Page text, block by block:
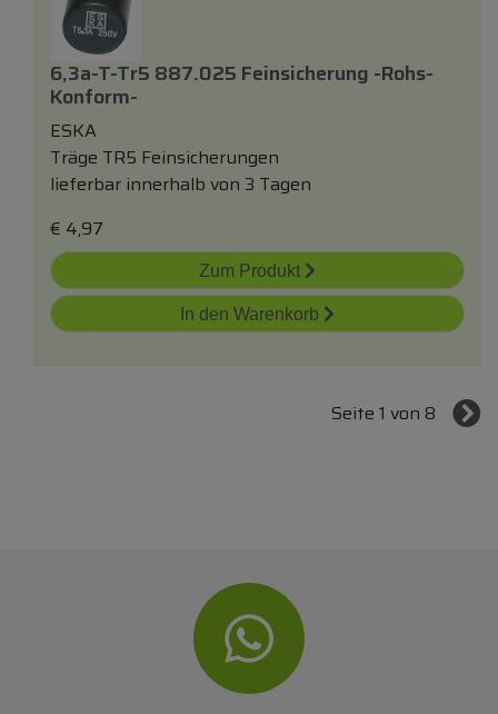
6,3a-T-Tr5 887.025 Feinsicherung -rohs-
Konform-
ESKA
Träge TR5 Feinsicherungen
lieferbar innerhalb von 3 Tagen
€ 4,97
Zum Produkt
In den Warenkorb
Seite 1 von 8